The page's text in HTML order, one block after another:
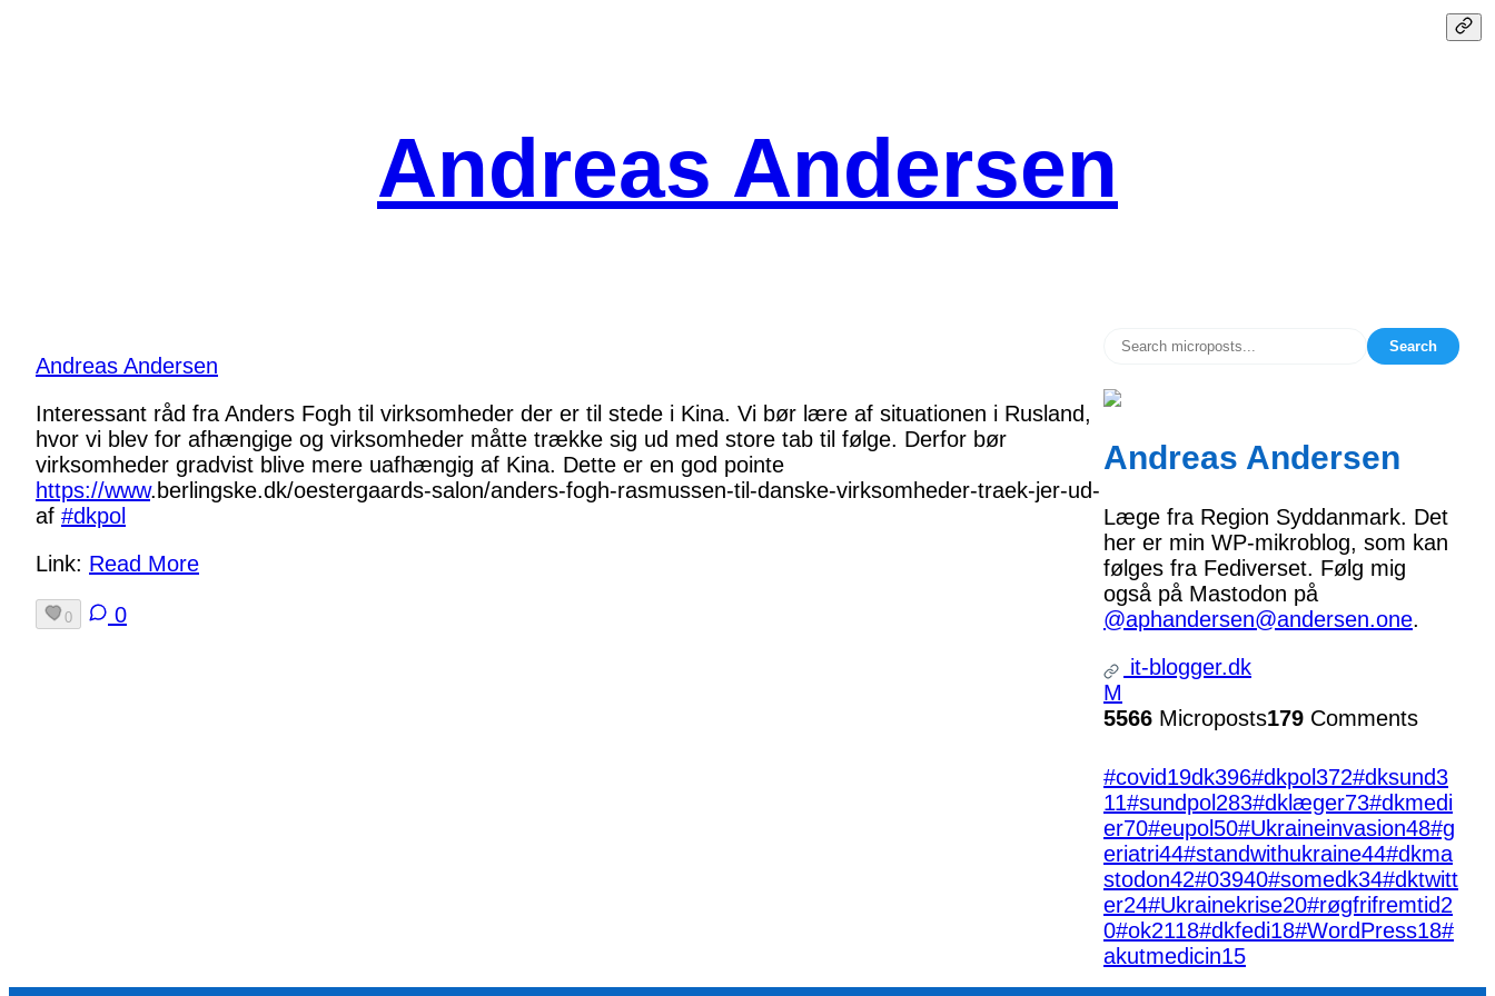
Andreas Andersen
Andreas Andersen
Interessant råd fra Anders Fogh til virksomheder der er til stede i Kina. Vi bør lære af situationen i Rusland,
hvor vi blev for afhængige og virksomheder måtte trække sig ud med store tab til følge. Derfor bør
virksomheder gradvist blive mere uafhængig af Kina. Dette er en god pointe
https://www.berlingske.dk/oestergaards-salon/anders-fogh-rasmussen-til-danske-virksomheder-traek-jer-ud-
af #dkpol
Link: Read More
0 0
Search
Andreas Andersen
Læge fra Region Syddanmark. Det
her er min WP-mikroblog, som kan
følges fra Fediverset. Følg mig
også på Mastodon på
@aphandersen@andersen.one.
it-blogger.dk
M
5566 Microposts179 Comments
#covid19dk396#dkpol372#dksund3
11#sundpol 283#dklæger73#dkmedi
er70#eupol 50#Ukraineinvasion48#g
eriatri44#standwithukraine44#dkma
stodon42#03940#somedk34#dktwitt
er24#Ukrainekrise20#røgfrifremtid2
0#ok2118#dkfedi18#WordPress18#
akutmedicin15